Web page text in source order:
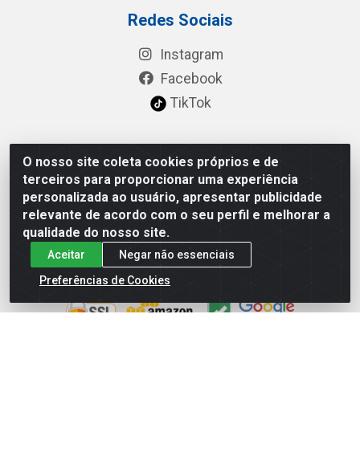
O nosso site coleta cookies próprios e de
terceiros para proporcionar uma experiência
personalizada ao usuário, apresentar publicidade
relevante de acordo com o seu perfil e melhorar a
qualidade do nosso site.
Aceitar
Negar não essenciais
Preferências de Cookies
Redes Sociais
Instagram
Facebook
TikTok
Baixe já nosso APP
Site Seguro